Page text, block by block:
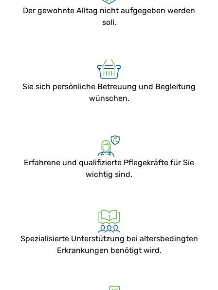
Der gewohnte Alltag nicht aufgegeben werden
soll.
Sie sich persönliche Betreuung und Begleitung
wünschen.
Erfahrene und qualifizierte Pflegekräfte für Sie
wichtig sind.
Spezialisierte Unterstützung bei altersbedingten
Erkrankungen benötigt wird.